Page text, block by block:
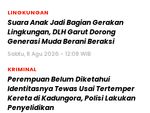
LINGKUNGAN
Suara Anak Jadi Bagian Gerakan
Lingkungan, DLH Garut Dorong
Generasi Muda Berani Beraksi
Sabtu, 8 Agu 2026 - 12:08 WIB
KRIMINAL
Perempuan Belum Diketahui
Identitasnya Tewas Usai Tertemper
Kereta di Kadungora, Polisi Lakukan
Penyelidikan